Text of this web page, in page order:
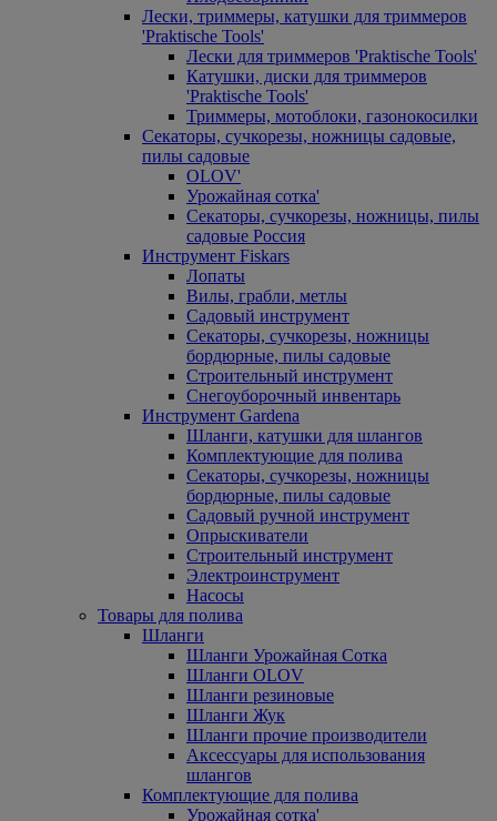
Лески, триммеры, катушки для триммеров
'Praktische Tools'
Лески для триммеров 'Praktische Tools'
Катушки, диски для триммеров
'Praktische Tools'
Триммеры, мотоблоки, газонокосилки
Секаторы, сучкорезы, ножницы садовые,
пилы садовые
OLOV'
Урожайная сотка'
Секаторы, сучкорезы, ножницы, пилы
садовые Россия
Инструмент Fiskars
Лопаты
Вилы, грабли, метлы
Садовый инструмент
Секаторы, сучкорезы, ножницы
бордюрные, пилы садовые
Строительный инструмент
Снегоуборочный инвентарь
Инструмент Gardena
Шланги, катушки для шлангов
Комплектующие для полива
Секаторы, сучкорезы, ножницы
бордюрные, пилы садовые
Садовый ручной инструмент
Опрыскиватели
Строительный инструмент
Электроинструмент
Насосы
Товары для полива
Шланги
Шланги Урожайная Сотка
Шланги OLOV
Шланги резиновые
Шланги Жук
Шланги прочие производители
Аксессуары для использования
шлангов
Комплектующие для полива
Урожайная сотка'